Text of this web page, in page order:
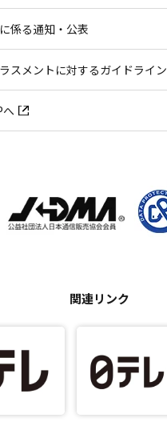
係る通知・公表
スメントに対するガイドライン
へ
関連リンク